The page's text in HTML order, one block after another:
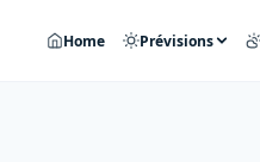
Home Prévisions